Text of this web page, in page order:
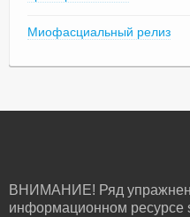
Миофасциальный релиз
ВНИМАНИЕ! Ряд
информационном ресурсе